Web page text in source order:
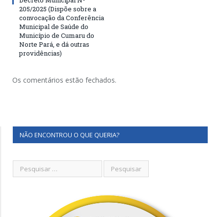
205/2025 (Dispõe sobre a
convocação da Conferência
Municipal de Saúde do
Município de Cumaru do
Norte Pará, e dá outras
providências)
Os comentários estão fechados.
NÃO ENCONTROU O QUE QUERIA?